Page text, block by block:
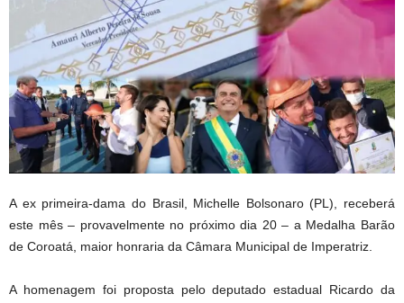
A ex primeira-dama do Brasil, Michelle Bolsonaro (PL), receberá
este mês – provavelmente no próximo dia 20 – a Medalha Barão
de Coroatá, maior honraria da Câmara Municipal de Imperatriz.
A homenagem foi proposta pelo deputado estadual Ricardo da